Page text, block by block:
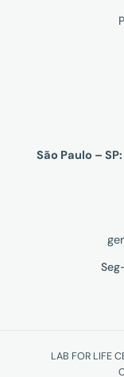
São Paulo – SP:
LAB FOR LIFE